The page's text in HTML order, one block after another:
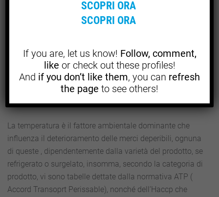
mantenere alto il livello di qualità e garantire un sevizio
la sicurezza dei prodotti: ad esempio le colture orticole,
devono essere preparate con pulizia e sanificazione ,
prima di poterlo imballare e confezionare, questo viene
fatto per proteggere il prodotto da contaminazioni, oltre
che a danni durante il trasporto.
La temperatura è il fattore ambientale dominante che
influenza il deterioramento delle merci deperibili, ognuna
di queste , dipendentemente dalla varietà del prodotto, se
refrigerato o surgelato, insomma, secondo la categoria di
prodotto, vi sono tabelle dettate dalla normativa ATP (
Accord Transoprt Perissable), nonché dell’Haccp che
SCOPRI ORA
SCOPRI ORA
If you are, let us know! Follow, comment,
like or check out these profiles!
And if you don’t like them, you can refresh
the page to see others!